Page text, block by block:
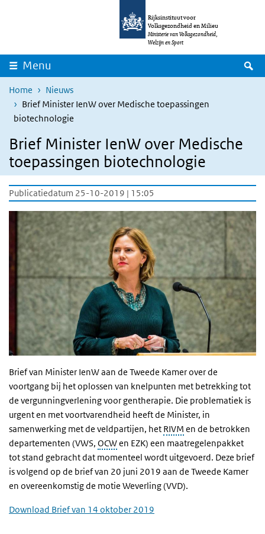
Overslaan en naar de inhoud gaan
Rijksinstituut voor
Volksgezondheid en Milieu
Ministerie van Volksgezondheid,
Welzijn en Sport
Menu
Home
Nieuws
Brief Minister IenW over Medische toepassingen
biotechnologie
Brief Minister IenW over Medische
toepassingen biotechnologie
Publicatiedatum 25-10-2019 | 15:05
Brief van Minister IenW aan de Tweede Kamer over de
voortgang bij het oplossen van knelpunten met betrekking tot
de vergunningverlening voor gentherapie. Die problematiek is
urgent en met voortvarendheid heeft de Minister, in
samenwerking met de veldpartijen, het RIVM en de betrokken
departementen (VWS, OCWen EZK) een maatregelenpakket
tot stand gebracht dat momenteel wordt uitgevoerd. Deze brief
is volgend op de brief van 20 juni 2019 aan de Tweede Kamer
en overeenkomstig de motie Weverling (VVD).
Download Brief van 14 oktober 2019